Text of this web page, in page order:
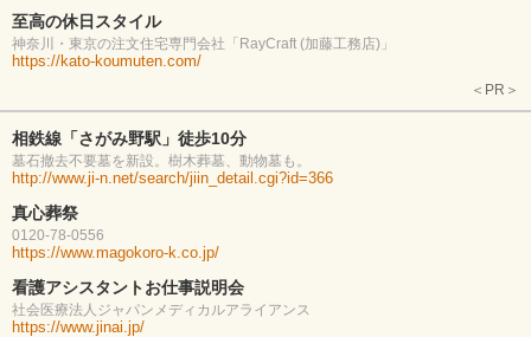
至高の休日スタイル
神奈川・東京の注文住宅専門会社「RayCraft (加藤工務店)」
https://kato-koumuten.com/
＜PR＞
相鉄線「さがみ野駅」徒歩10分
墓石撤去不要墓を新設。樹木葬墓、動物墓も。
http://www.ji-n.net/search/jiin_detail.cgi?id=366
真心葬祭
0120-78-0556
https://www.magokoro-k.co.jp/
看護アシスタントお仕事説明会
社会医療法人ジャパンメディカルアライアンス
https://www.jinai.jp/